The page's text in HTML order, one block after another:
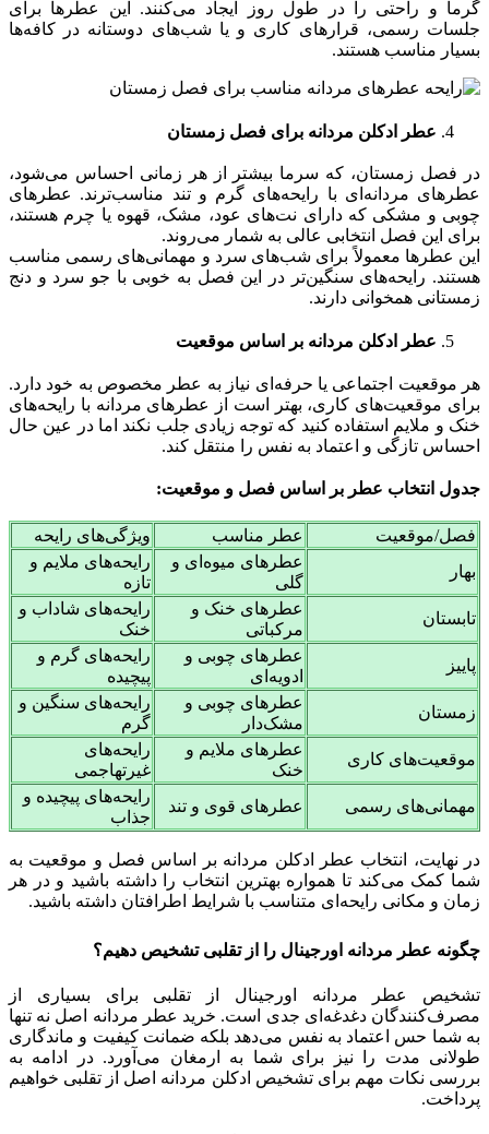
گرما و راحتی را در طول روز ایجاد می‌کنند. این عطرها برای
جلسات رسمی، قرارهای کاری و یا شب‌های دوستانه در کافه‌ها
بسیار مناسب هستند.
عطر ادکلن مردانه برای فصل زمستان
در فصل زمستان، که سرما بیشتر از هر زمانی احساس می‌شود،
عطرهای مردانه‌ای با رایحه‌های گرم و تند مناسب‌ترند. عطرهای
چوبی و مشکی که دارای نت‌های عود، مشک، قهوه یا چرم هستند،
برای این فصل انتخابی عالی به شمار می‌روند.
این عطرها معمولاً برای شب‌های سرد و مهمانی‌های رسمی مناسب
هستند. رایحه‌های سنگین‌تر در این فصل به خوبی با جو سرد و دنج
زمستانی همخوانی دارند.
عطر ادکلن مردانه بر اساس موقعیت
هر موقعیت اجتماعی یا حرفه‌ای نیاز به عطر مخصوص به خود دارد.
برای موقعیت‌های کاری، بهتر است از عطرهای مردانه با رایحه‌های
خنک و ملایم استفاده کنید که توجه زیادی جلب نکند اما در عین حال
احساس تازگی و اعتماد به نفس را منتقل کند.
جدول انتخاب عطر بر اساس فصل و موقعیت:
فصل/موقعیت عطر مناسب
ویژگی‌های رایحه
بهار
عطرهای میوه‌ای و
گلی
رایحه‌های ملایم و
تازه
تابستان
عطرهای خنک و
مرکباتی
رایحه‌های شاداب و
خنک
پاییز
عطرهای چوبی و
ادویه‌ای
رایحه‌های گرم و
پیچیده
زمستان
عطرهای چوبی و
مشک‌دار
رایحه‌های سنگین و
گرم
موقعیت‌های کاری
عطرهای ملایم و
خنک
رایحه‌های
غیرتهاجمی
مهمانی‌های رسمی
عطرهای قوی و تند
رایحه‌های پیچیده و
جذاب
در نهایت، انتخاب عطر ادکلن مردانه بر اساس فصل و موقعیت به
شما کمک می‌کند تا همواره بهترین انتخاب را داشته باشید و در هر
زمان و مکانی رایحه‌ای متناسب با شرایط اطرافتان داشته باشید.
چگونه عطر مردانه اورجینال را از تقلبی تشخیص دهیم؟
تشخیص عطر مردانه اورجینال از تقلبی برای بسیاری از
مصرف‌کنندگان دغدغه‌ای جدی است. خرید عطر مردانه اصل نه تنها
به شما حس اعتماد به نفس می‌دهد بلکه ضمانت کیفیت و ماندگاری
طولانی مدت را نیز برای شما به ارمغان می‌آورد. در ادامه به
بررسی نکات مهم برای تشخیص ادکلن مردانه اصل از تقلبی خواهیم
پرداخت.